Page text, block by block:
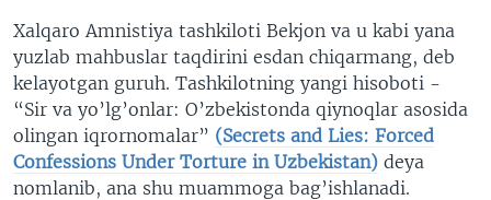
Xalqaro Amnistiya tashkiloti Bekjon va u kabi yana
yuzlab mahbuslar taqdirini esdan chiqarmang, deb
kelayotgan guruh. Tashkilotning yangi hisoboti -
“Sir va yo’lg’onlar: O’zbekistonda qiynoqlar asosida
olingan iqrornomalar” (Secrets and Lies: Forced
Confessions Under Torture in Uzbekistan) deya
nomlanib, ana shu muammoga bag’ishlanadi.